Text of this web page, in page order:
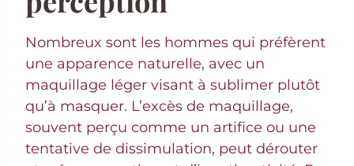
Nombreux sont les hommes qui préfèrent
une apparence naturelle, avec un
maquillage léger visant à sublimer plutôt
qu’à masquer. L’excès de maquillage,
souvent perçu comme un artifice ou une
tentative de dissimulation, peut dérouter